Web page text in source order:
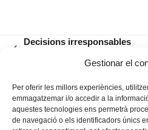
Gestionar el
Per oferir les millors experiències,
emmagatzemar i/o accedir a la
aquestes tecnologies ens permetrà
de navegació o els identificadors únics
Decisions irresponsables